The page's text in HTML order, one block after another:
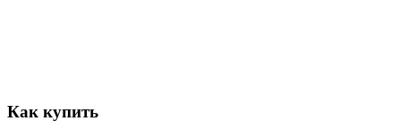
Как купить